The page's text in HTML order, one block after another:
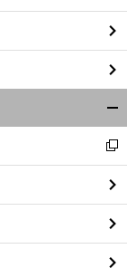
前
閉
る
新
し
い
ウ
ィ
ン
ド